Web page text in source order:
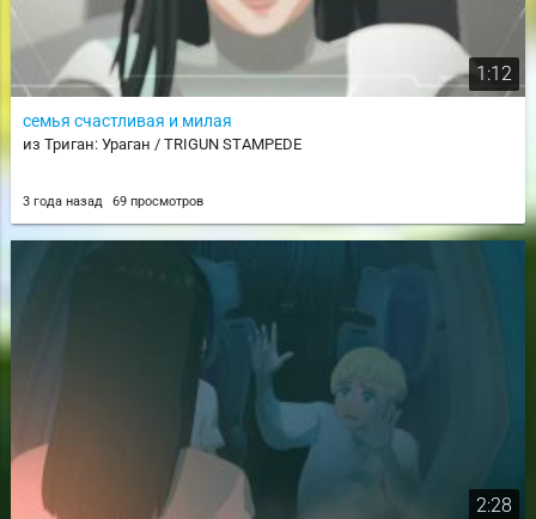
1:12
семья счастливая и милая
из Триган: Ураган / TRIGUN STAMPEDE
3 года назад 69 просмотров
2:28